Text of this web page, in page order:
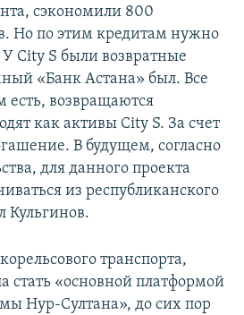
сэкономили 800
Но по этим кредитам нужно
City S были возвратные
«Банк Астана» был. Все
есть, возвращаются
как активы City S. За счет
В будущем, согласно
для данного проекта
из республиканского
Кульгинов.
транспорта,
стать «основной платформой
Нур-Султана», до сих пор